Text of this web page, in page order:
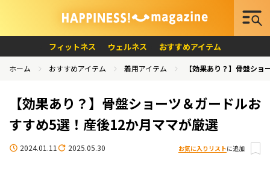
フィットネス ウェルネス おすすめアイテム
ホーム おすすめアイテム 着用アイテム 【効果あり？】骨盤シ
【効果あり？】骨盤ショーツ＆ガードルお
すすめ5選！産後12か月ママが厳選
2024.01.11 2025.05.30 お気に入りリストに追加